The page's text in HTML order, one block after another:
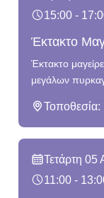
15:00 -
Έκτακτο
Έκτακτο
μεγάλων
Τετάρτη 05
11:00 -